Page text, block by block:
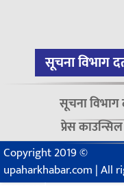
सूचना विभाग
सूचना विभाग
प्रेस
Copyright 2019 ©
upaharkhabar.com | All